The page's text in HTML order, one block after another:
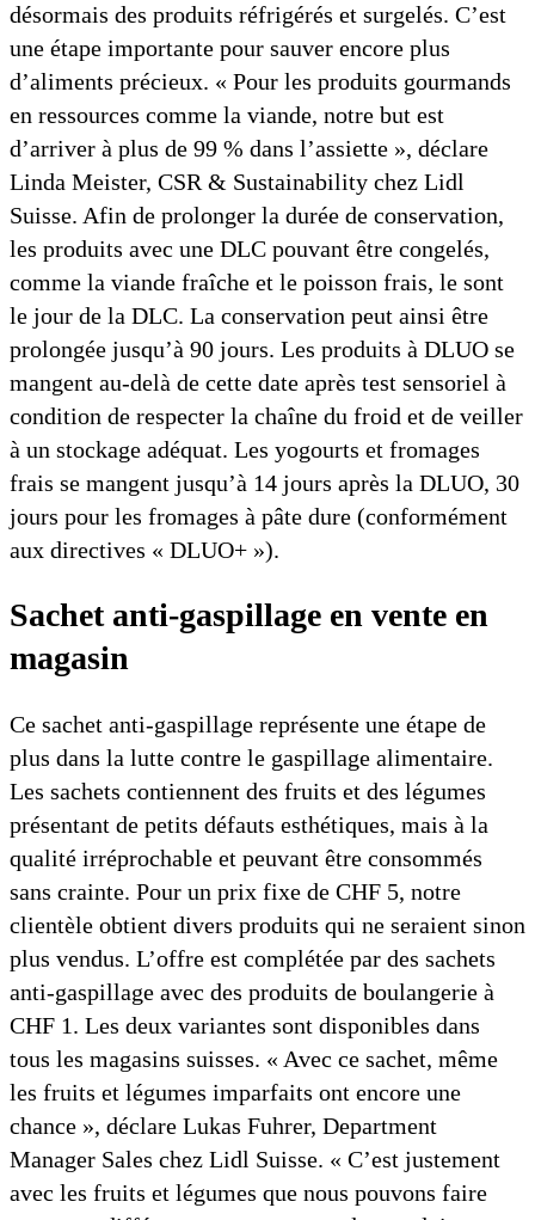
désormais des produits réfrigérés et surgelés. C’est
une étape importante pour sauver encore plus
d’aliments précieux. « Pour les produits gourmands
en ressources comme la viande, notre but est
d’arriver à plus de 99 % dans l’assiette », déclare
Linda Meister, CSR & Sustainability chez Lidl
Suisse. Afin de prolonger la durée de conservation,
les produits avec une DLC pouvant être congelés,
comme la viande fraîche et le poisson frais, le sont
le jour de la DLC. La conservation peut ainsi être
prolongée jusqu’à 90 jours. Les produits à DLUO se
mangent au-delà de cette date après test sensoriel à
condition de respecter la chaîne du froid et de veiller
à un stockage adéquat. Les yogourts et fromages
frais se mangent jusqu’à 14 jours après la DLUO, 30
jours pour les fromages à pâte dure (conformément
aux directives « DLUO+ »).
Sachet anti-gaspillage en vente en
magasin
Ce sachet anti-gaspillage représente une étape de
plus dans la lutte contre le gaspillage alimentaire.
Les sachets contiennent des fruits et des légumes
présentant de petits défauts esthétiques, mais à la
qualité irréprochable et peuvant être consommés
sans crainte. Pour un prix fixe de CHF 5, notre
clientèle obtient divers produits qui ne seraient sinon
plus vendus. L’offre est complétée par des sachets
anti-gaspillage avec des produits de boulangerie à
CHF 1. Les deux variantes sont disponibles dans
tous les magasins suisses. « Avec ce sachet, même
les fruits et légumes imparfaits ont encore une
chance », déclare Lukas Fuhrer, Department
Manager Sales chez Lidl Suisse. « C’est justement
avec les fruits et légumes que nous pouvons faire